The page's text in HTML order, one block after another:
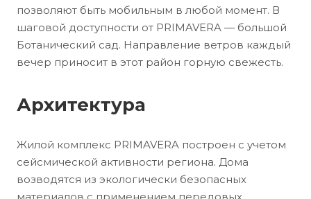
позволяют быть мобильным в любой момент. В
шаговой доступности от PRIMAVERA — большой
Ботанический сад. Направление ветров каждый
вечер приносит в этот район горную свежесть.
Архитектура
Жилой комплекс PRIMAVERA построен с учетом
сейсмической активности региона. Дома
возводятся из экологически безопасных